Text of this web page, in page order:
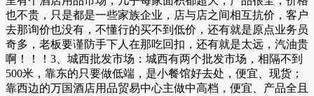
也不贵，只是都是一些家族企业，店与店之间相互抗价，客户
去那询价也没有，不懂行的买不到低价，还有就是原点业务员
奇多，老板要谨防手下人在那吃回扣，还有就是太远，汽油贵
啊！！！3、城西批发市场：城西有两个批发市场，相隔不到
500米，靠东的只要做低端，是小餐馆好去处，便宜、现货；
靠西边的万国酒店用品贸易中心主做中高档，便宜、产品全且